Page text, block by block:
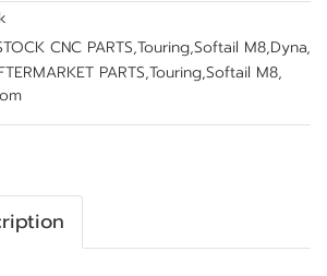
CNC PARTS,Touring,Softail M8,Dyna,
PARTS,Touring,Softail M8,